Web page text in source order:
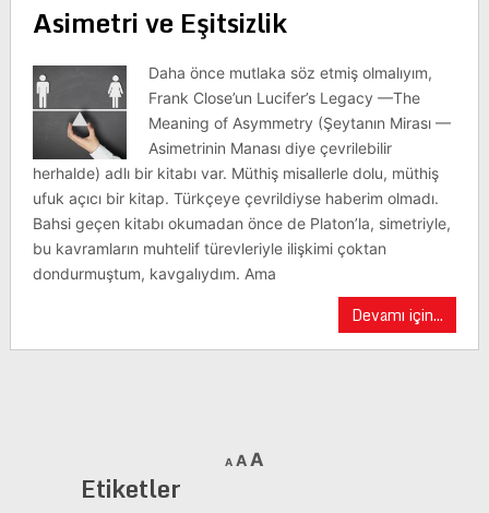
Asimetri ve Eşitsizlik
Daha önce mutlaka söz etmiş olmalıyım,
Frank Close’un Lucifer’s Legacy —The
Meaning of Asymmetry (Şeytanın Mirası —
Asimetrinin Manası diye çevrilebilir
herhalde) adlı bir kitabı var. Müthiş misallerle dolu, müthiş
ufuk açıcı bir kitap. Türkçeye çevrildiyse haberim olmadı.
Bahsi geçen kitabı okumadan önce de Platon’la, simetriyle,
bu kavramların muhtelif türevleriyle ilişkimi çoktan
dondurmuştum, kavgalıydım. Ama
Devamı için...
A AA
Etiketler